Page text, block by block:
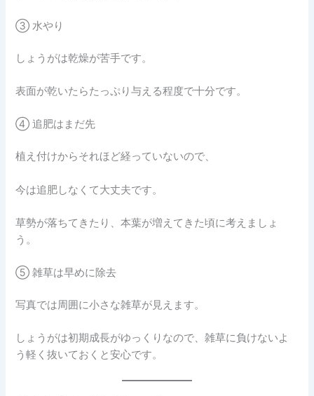
③ 水やり
しょうがは乾燥が苦手です。
表面が乾いたらたっぷり与える程度で十分です。
④ 追肥はまだ先
植え付けからそれほど経っていないので、
今は追肥しなくて大丈夫です。
草勢が落ちてきたり、本葉が増えてきた頃に考えましょ
う。
⑤ 雑草は早めに除去
写真では周囲に小さな雑草が見えます。
しょうがは初期成長がゆっくりなので、雑草に負けないよ
う軽く抜いておくと安心です。